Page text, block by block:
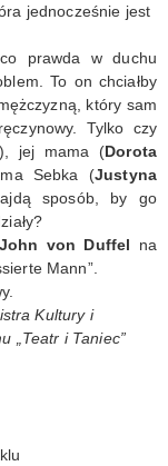
jednocześnie jest
prawda w duchu
To on chciałby
który sam
Tylko czy
), jej mama (Dorota
Sebka (Justyna
sposób, by go
John von Duffel na
Mann”.
Kultury i
„Teatr i Taniec”